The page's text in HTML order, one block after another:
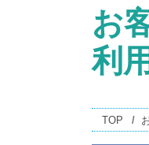
お
利
TOP